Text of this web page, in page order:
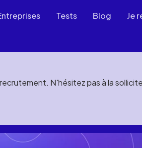
Tests Blog Je
N'hésitez pas à la